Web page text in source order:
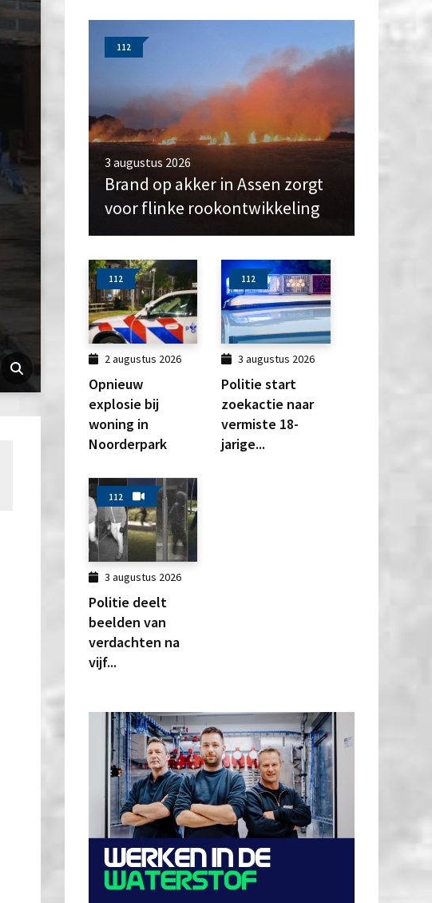
112
3 augustus 2026
Brand op akker in Assen zorgt
voor flinke rookontwikkeling
112
2 augustus 2026
Opnieuw
explosie bij
woning in
Noorderpark
112
3 augustus 2026
Politie start
zoekactie naar
vermiste 18-
jarige...
112
3 augustus 2026
Politie deelt
beelden van
verdachten na
vijf...